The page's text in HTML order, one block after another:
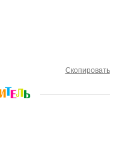
Скопировать